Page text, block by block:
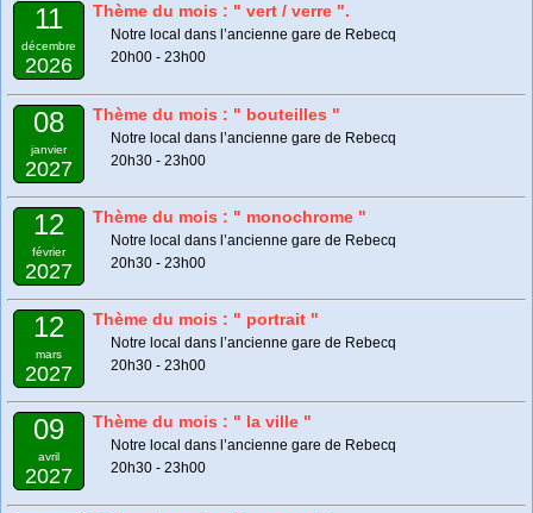
11
décembre
2026
Thème du mois : " vert / verre ".
Notre local dans l’ancienne gare de Rebecq
20h00 - 23h00
08
janvier
2027
Thème du mois : " bouteilles "
Notre local dans l’ancienne gare de Rebecq
20h30 - 23h00
12
février
2027
Thème du mois : " monochrome "
Notre local dans l’ancienne gare de Rebecq
20h30 - 23h00
12
mars
2027
Thème du mois : " portrait "
Notre local dans l’ancienne gare de Rebecq
20h30 - 23h00
09
avril
2027
Thème du mois : " la ville "
Notre local dans l’ancienne gare de Rebecq
20h30 - 23h00